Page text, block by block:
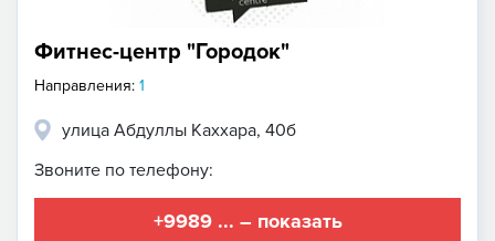
Фитнес-центр "Городок"
Направления: 1
улица Абдуллы Каххара, 40б
Звоните по телефону:
+9989 ... – показать